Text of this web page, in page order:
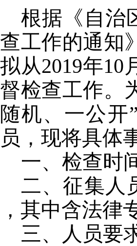
根据《自治
查工作的通知
拟从2019年10
督检查工作。
随机、一公
员，现将具体
一、检查时
二、征集人
，其中含法律
三、人员要